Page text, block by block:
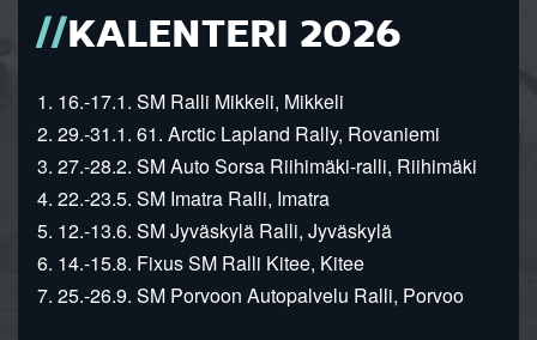
KALENTERI 2026
1. 16.-17.1. SM Ralli Mikkeli, Mikkeli
2. 29.-31.1. 61. Arctic Lapland Rally, Rovaniemi
3. 27.-28.2. SM Auto Sorsa Riihimäki-ralli, Riihimäki
4. 22.-23.5. SM Imatra Ralli, Imatra
5. 12.-13.6. SM Jyväskylä Ralli, Jyväskylä
6. 14.-15.8. Fixus SM Ralli Kitee, Kitee
7. 25.-26.9. SM Porvoon Autopalvelu Ralli, Porvoo